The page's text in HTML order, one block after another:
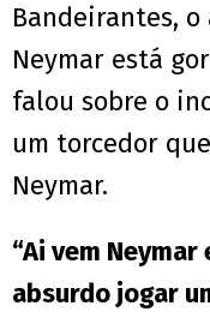
Bandeirantes,
Neymar está
falou sobre o
um torcedor
Neymar.
“Ai vem
absurdo jogar